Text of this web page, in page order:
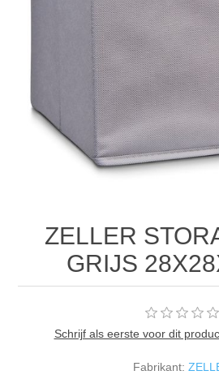
ZELLER
GRIJS
Schrijf als eerste voor dit
Fabrikant: